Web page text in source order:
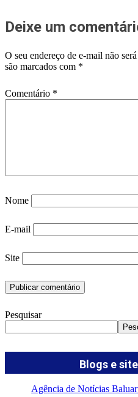
Deixe um
O seu endereço de e-mail não
são marcados com *
Comentário *
Nome
E-mail
Site
Pesquisar
Blogs e
Agência de Notícias